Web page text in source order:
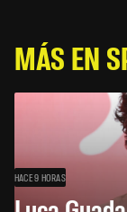
MÁS EN
HACE 9 HORAS